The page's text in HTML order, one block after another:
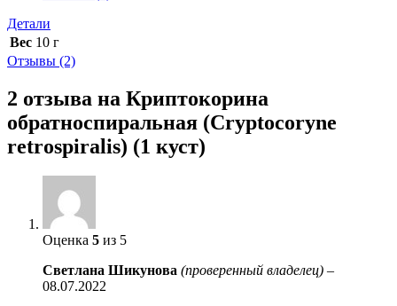
Детали
Вес 10 г
Отзывы (2)
2 отзыва на Криптокорина
обратноспиральная (Cryptocoryne
retrospiralis) (1 куст)
Оценка 5 из 5
Светлана Шикунова (проверенный владелец) –
08.07.2022